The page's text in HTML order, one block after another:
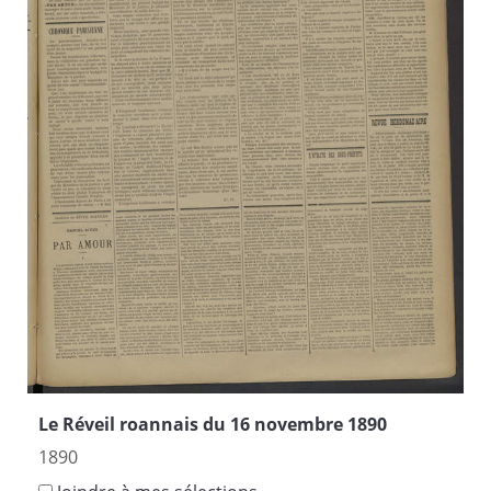
Le Réveil roannais du 16 novembre 1890
1890